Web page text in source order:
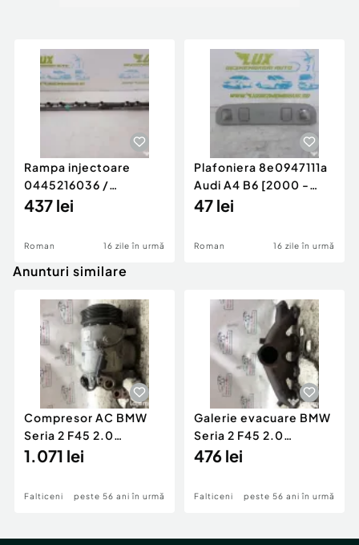
Rampa injectoare
0445216036 /
780542302 3.0 d 313
437 lei
Roman 16 zile în urmă
Plafoniera 8e0947111a
Audi A4 B6 [2000 -
2005]
47 lei
Roman 16 zile în urmă
Anunturi similare
Compresor AC BMW
Seria 2 F45 2.0
Motorina 2016
1.071 lei
Falticeni peste 56 ani în urmă
Galerie evacuare BMW
Seria 2 F45 2.0
Motorina 2016
476 lei
Falticeni peste 56 ani în urmă